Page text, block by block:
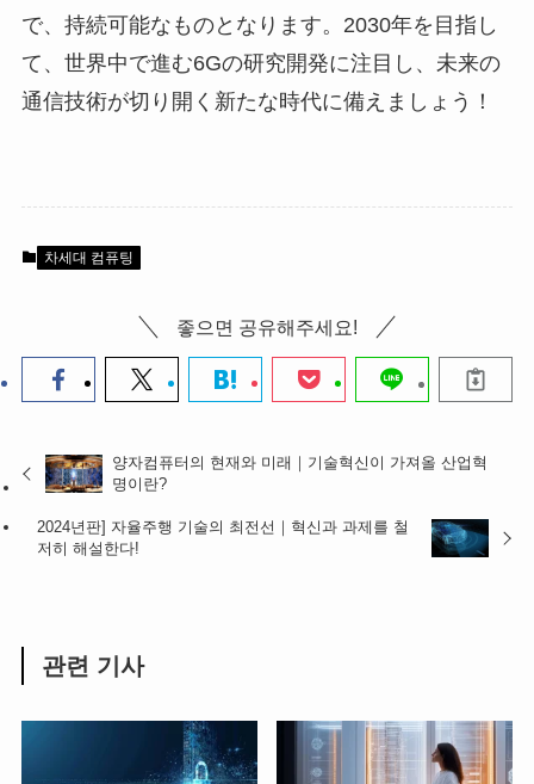
で、持続可能なものとなります。2030年を目指し
て、世界中で進む6Gの研究開発に注目し、未来の
通信技術が切り開く新たな時代に備えましょう！
차세대 컴퓨팅
좋으면 공유해주세요!
양자컴퓨터의 현재와 미래｜기술혁신이 가져올 산업혁
명이란?
2024년판] 자율주행 기술의 최전선｜혁신과 과제를 철
저히 해설한다!
관련 기사